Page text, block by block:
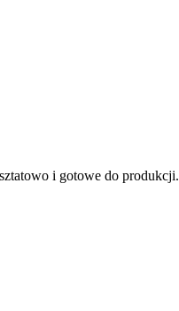
i gotowe do produkcji.